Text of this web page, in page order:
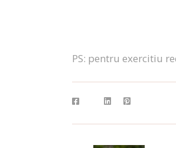
PS: pentru exercitiu